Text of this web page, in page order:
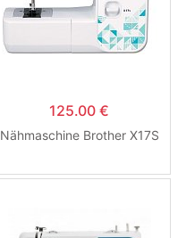
125.00 €
Nähmaschine Brother X17S